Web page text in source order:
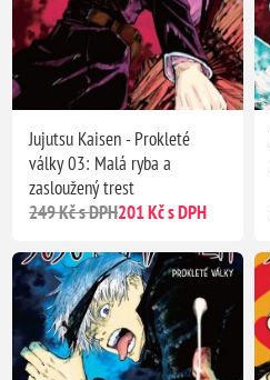
Jujutsu Kaisen - Prokleté
války 03: Malá ryba a
zasloužený trest
249 Kč s DPH201 Kč s DPH